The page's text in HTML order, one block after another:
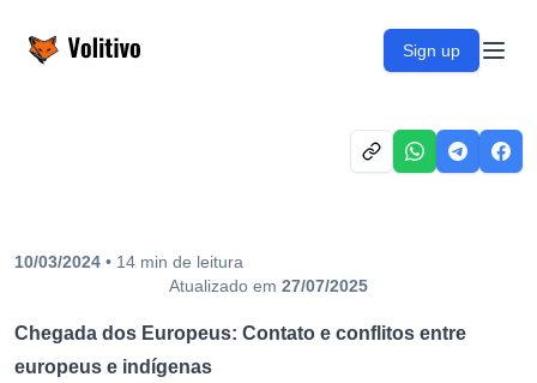
Volitivo Sign up
10/03/2024 • 14 min de leitura
Atualizado em 27/07/2025
Chegada dos Europeus: Contato e conflitos entre
europeus e indígenas